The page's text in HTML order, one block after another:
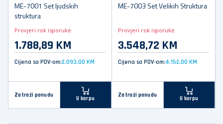
ME-7001 Set ljudskih
struktura
Provjeri rok isporuke
1.788,89 KM
Cijena sa PDV-om:2.093,00 KM
Zatraži ponudu
U korpu
ME-7003 Set Velikih Struktura
Provjeri rok isporuke
3.548,72 KM
Cijena sa PDV-om:4.152,00 KM
Zatraži ponudu
U korpu